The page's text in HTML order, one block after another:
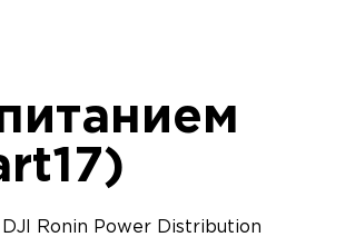
Ronin Power Distribution